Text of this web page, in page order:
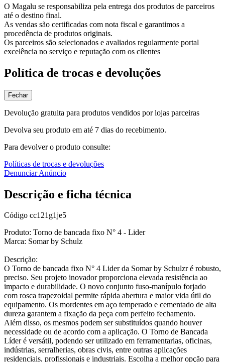
O Magalu se responsabiliza pela entrega dos produtos de parceiros
até o destino final.
As vendas são certificadas com nota fiscal e garantimos a
procedência de produtos originais.
Os parceiros são selecionados e avaliados regularmente portal
excelência no serviço e reputação com os clientes
Política de trocas e devoluções
Fechar
Devolução gratuita para produtos vendidos por lojas parceiras
Devolva seu produto em até 7 dias do recebimento.
Para devolver o produto consulte:
Políticas de trocas e devoluções
Denunciar Anúncio
Descrição e ficha técnica
Código cc121g1je5
Produto: Torno de bancada fixo N° 4 - Lider
Marca: Somar by Schulz
Descrição:
O Torno de bancada fixo N° 4 Lider da Somar by Schulzr é robusto,
preciso. Seu projeto inovador proporciona elevada resistência ao
impacto e durabilidade. O novo conjunto fuso-manípulo forjado
com rosca trapezoidal permite rápida abertura e maior vida útil do
equipamento. Os mordentes em aço temperado e cementado de alta
dureza garantem a fixação da peça com perfeito fechamento.
Além disso, os mesmos podem ser substituídos quando houver
necessidade ou de acordo com a aplicação. O Torno de Bancada
Líder é versátil, podendo ser utilizado em ferramentarias, oficinas,
indústrias, serralherias, obras civis, entre outras aplicações
residenciais, profissionais e industriais. Escolha a melhor opção para